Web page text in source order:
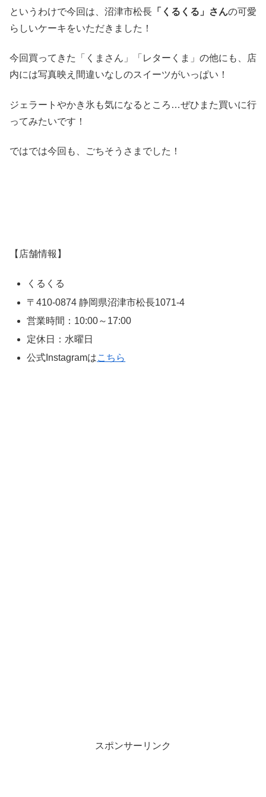
というわけで今回は、沼津市松長 「くるくる」さんの可愛
らしいケーキをいただきました！
今回買ってきた「くまさん」「レターくま」の他にも、店
内には写真映え間違いなしのスイーツがいっぱい！
ジェラートやかき氷も気になるところ…ぜひまた買いに行
ってみたいです！
ではでは今回も、ごちそうさまでした！
【店舗情報】
くるくる
〒410-0874 静岡県沼津市松長1071-4
営業時間：10:00～17:00
定休日：水曜日
公式Instagramはこちら
スポンサーリンク